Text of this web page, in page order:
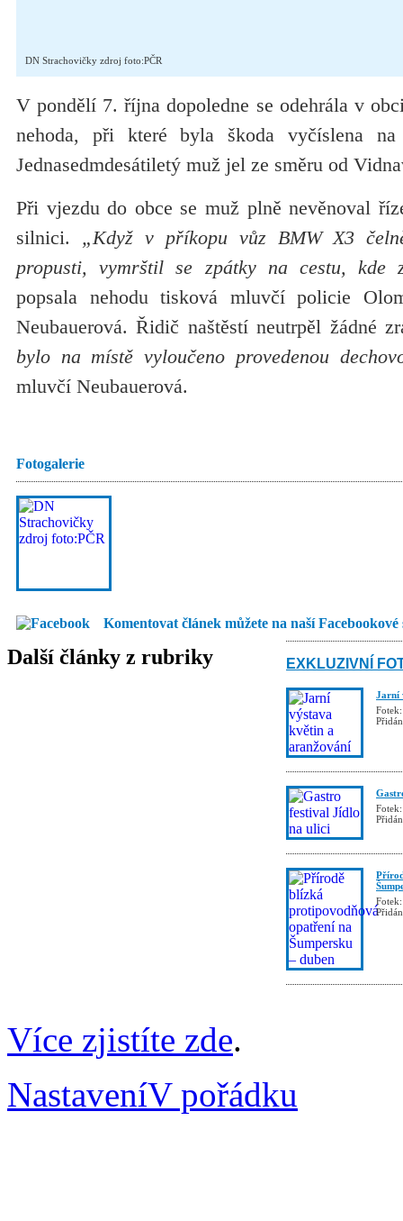
DN Strachovičky zdroj foto:PČR
V pondělí 7. října dopoledne se odehrála v
nehoda, při které byla škoda vyčíslena
Jednasedmdesátiletý muž jel ze směru od
Při vjezdu do obce se muž plně nevěnoval
silnici. „Když v příkopu vůz BMW X3
propusti, vymrštil se zpátky na cestu, kde
popsala nehodu tisková mluvčí policie
Neubauerová. Řidič naštěstí neutrpěl žádné
bylo na místě vyloučeno provedenou
mluvčí Neubauerová.
Fotogalerie
Komentovat článek můžete na naší Facebookové
Další články z rubriky EXKLUZIVNÍ
Jarní
Více zjistíte zde.
NastaveníV pořádku